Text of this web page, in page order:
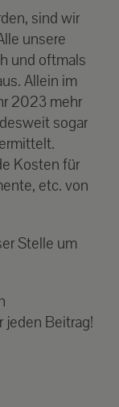
sind wir
unsere
und oftmals
Allein im
2023 mehr
sogar
Kosten für
etc. von
Stelle um
jeden Beitrag!